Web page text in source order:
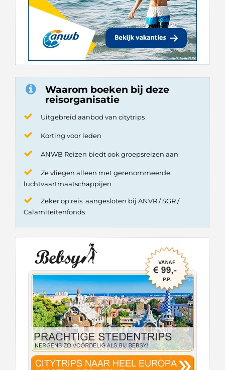
Waarom boeken bij deze
reisorganisatie
Uitgebreid aanbod van citytrips
Korting voor leden
ANWB Reizen biedt ook groepsreizen aan
Ze vliegen alleen met gerenommeerde
luchtvaartmaatschappijen
Zeker op reis: aangesloten bij ANVR / SGR /
Calamiteitenfonds